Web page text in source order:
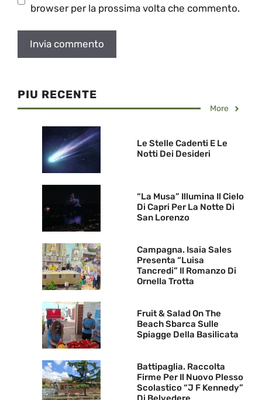
browser per la prossima volta che commento.
PIU RECENTE
More
Le Stelle Cadenti E Le
Notti Dei Desideri
“La Musa” Illumina Il Cielo
Di Capri Per La Notte Di
San Lorenzo
Campagna. Isaia Sales
Presenta “Luisa
Tancredi” Il Romanzo Di
Ornella Trotta
Fruit & Salad On The
Beach Sbarca Sulle
Spiagge Della Basilicata
Battipaglia. Raccolta
Firme Per Il Nuovo Plesso
Scolastico “J F Kennedy”